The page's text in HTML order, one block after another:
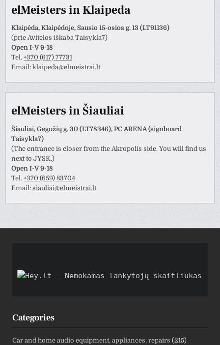
elMeisters in Klaipeda
Klaipėda, Klaipėdoje, Sausio 15-osios g. 13 (LT91136)
(prie Avitelos iškaba Taisykla7)
Open I-V 9-18
Tel.+370 (617) 77731
Email:klaipeda@elmeistrai.lt
elMeisters in Šiauliai
Šiauliai, Gegužių g. 30 (LT78346), PC ARENA (signboard
Taisykla7)
(The entrance is closer from the Akropolis side. You will find us
next to JYSK.)
Open I-V 9-18
Tel.+370 (659) 83704
Email:siauliai@elmeistrai.lt
Categories
Car and home audio equipment, appliances, repairs (215)